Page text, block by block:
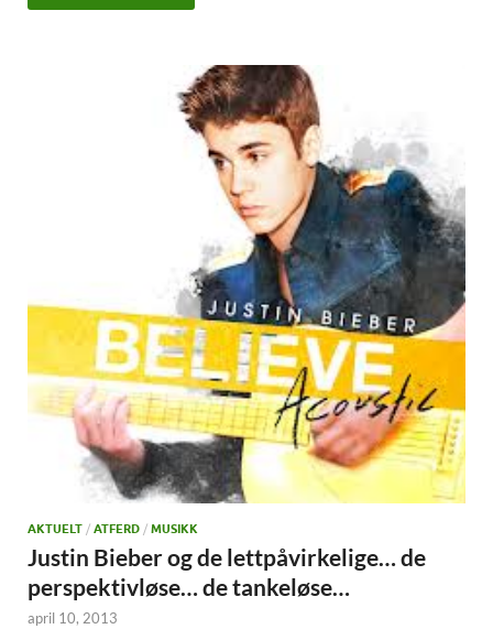
AKTUELT / ATFERD / MUSIKK
Justin Bieber og de lettpåvirkelige… de
perspektivløse… de tankeløse…
april 10, 2013